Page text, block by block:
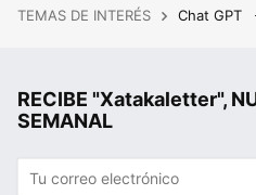
TEMAS DE INTERÉS Chat GPT
RECIBE "Xatakaletter",
SEMANAL